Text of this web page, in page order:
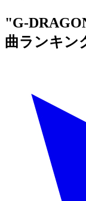
"G-
曲ランキン